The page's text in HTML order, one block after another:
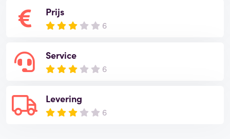
Prijs
6
Service
6
Levering
6